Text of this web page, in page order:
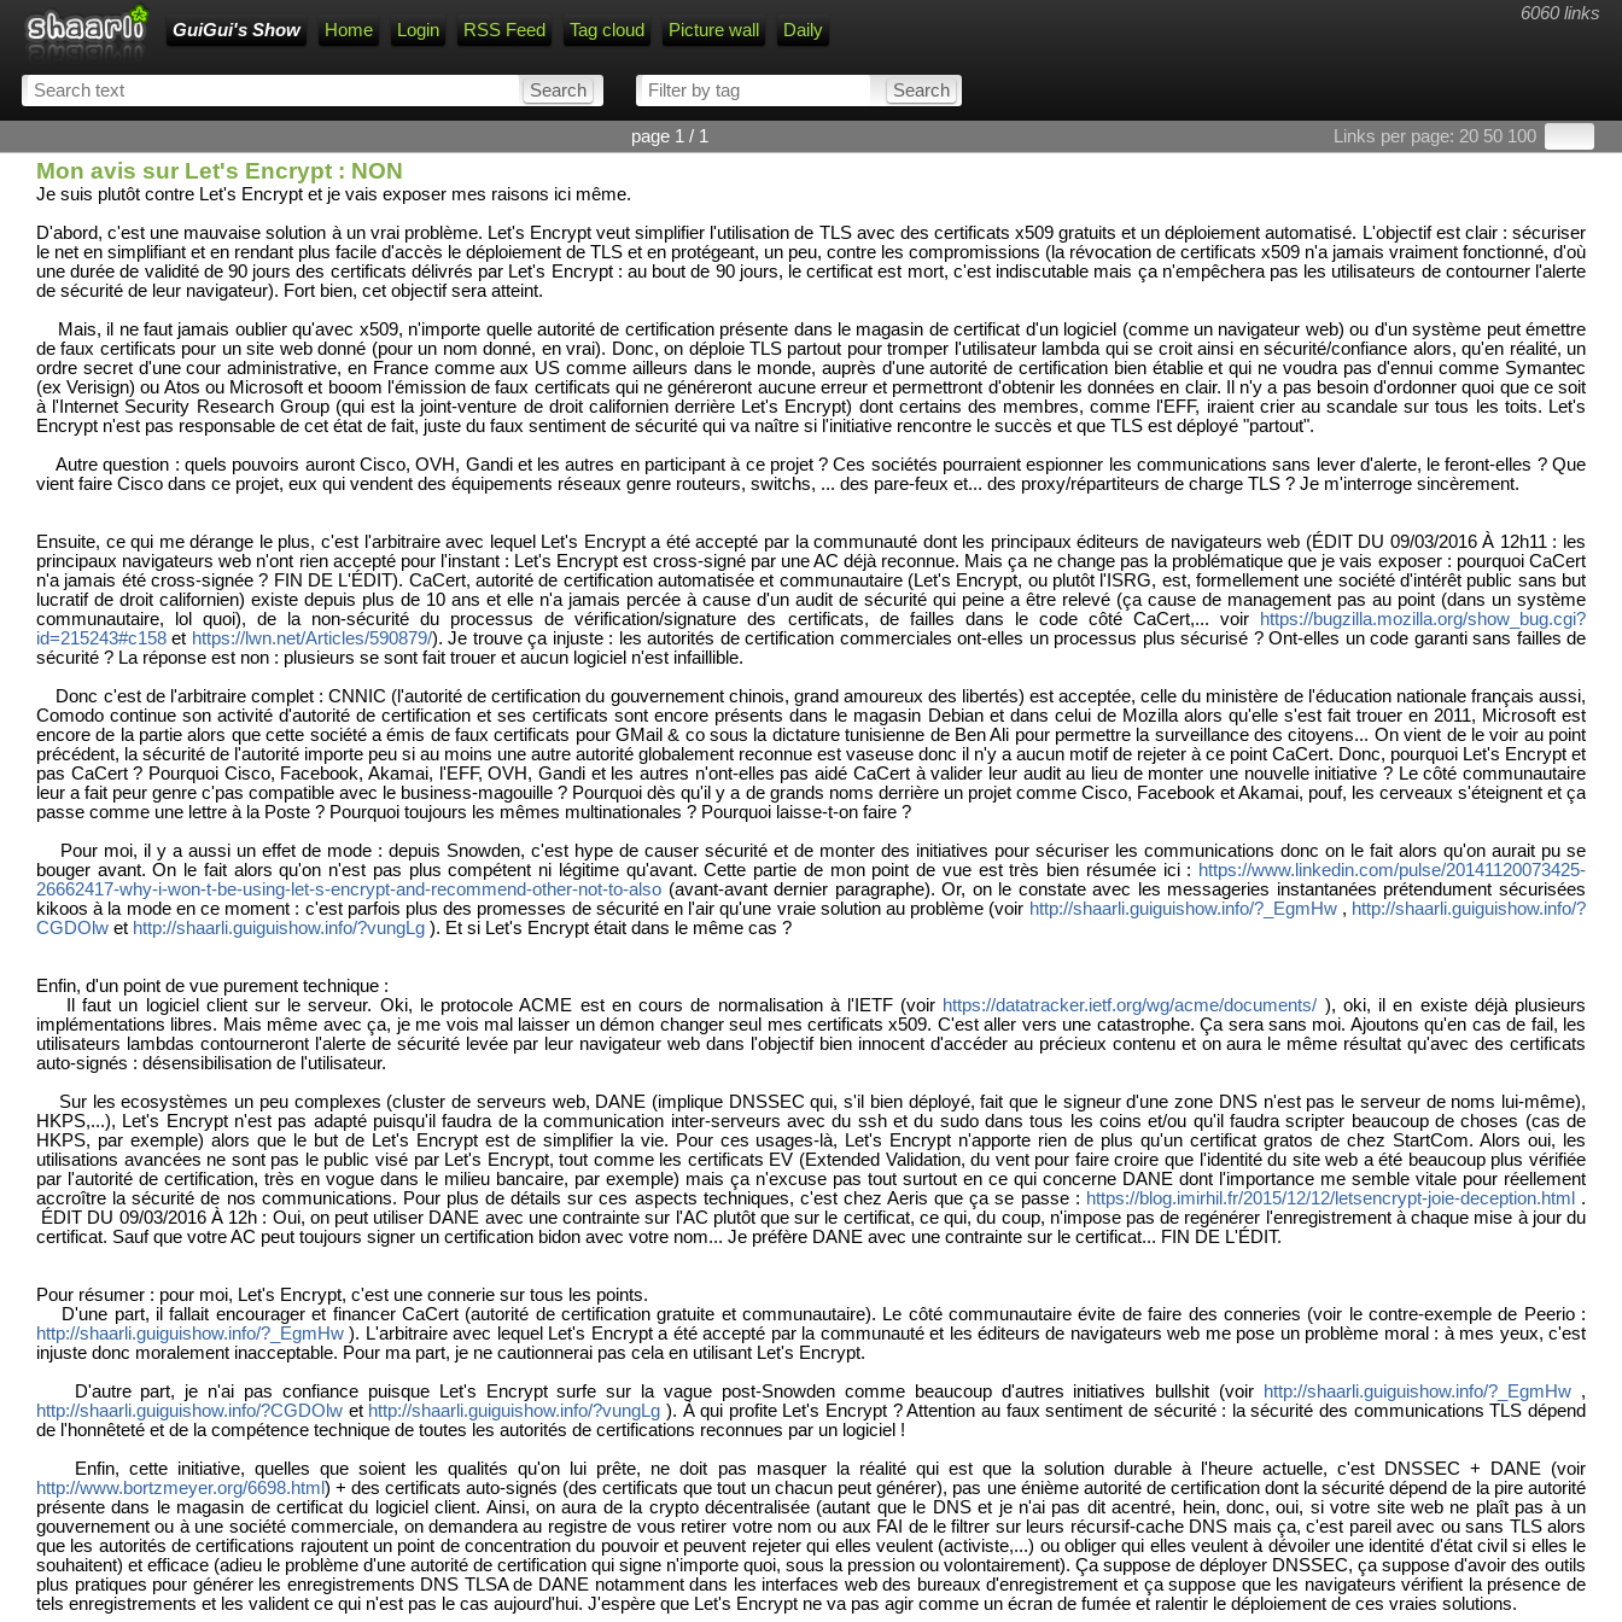
6060 links
GuiGui's Show
Home Login RSS Feed Tag cloud Picture wall Daily
Links per page: 20 50 100
page 1 / 1
Mon avis sur Let's Encrypt : NON
Je suis plutôt contre Let's Encrypt et je vais exposer mes raisons ici même.
D'abord, c'est une mauvaise solution à un vrai problème. Let's Encrypt veut simplifier l'utilisation de TLS avec des certificats x509 gratuits et un déploiement automatisé. L'objectif est clair : sécuriser
le net en simplifiant et en rendant plus facile d'accès le déploiement de TLS et en protégeant, un peu, contre les compromissions (la révocation de certificats x509 n'a jamais vraiment fonctionné, d'où
une durée de validité de 90 jours des certificats délivrés par Let's Encrypt : au bout de 90 jours, le certificat est mort, c'est indiscutable mais ça n'empêchera pas les utilisateurs de contourner l'alerte
de sécurité de leur navigateur). Fort bien, cet objectif sera atteint.
Mais, il ne faut jamais oublier qu'avec x509, n'importe quelle autorité de certification présente dans le magasin de certificat d'un logiciel (comme un navigateur web) ou d'un système peut émettre
de faux certificats pour un site web donné (pour un nom donné, en vrai). Donc, on déploie TLS partout pour tromper l'utilisateur lambda qui se croit ainsi en sécurité/confiance alors, qu'en réalité, un
ordre secret d'une cour administrative, en France comme aux US comme ailleurs dans le monde, auprès d'une autorité de certification bien établie et qui ne voudra pas d'ennui comme Symantec
(ex Verisign) ou Atos ou Microsoft et booom l'émission de faux certificats qui ne généreront aucune erreur et permettront d'obtenir les données en clair. Il n'y a pas besoin d'ordonner quoi que ce soit
à l'Internet Security Research Group (qui est la joint-venture de droit californien derrière Let's Encrypt) dont certains des membres, comme l'EFF, iraient crier au scandale sur tous les toits. Let's
Encrypt n'est pas responsable de cet état de fait, juste du faux sentiment de sécurité qui va naître si l'initiative rencontre le succès et que TLS est déployé "partout".
Autre question : quels pouvoirs auront Cisco, OVH, Gandi et les autres en participant à ce projet ? Ces sociétés pourraient espionner les communications sans lever d'alerte, le feront-elles ? Que
vient faire Cisco dans ce projet, eux qui vendent des équipements réseaux genre routeurs, switchs, ... des pare-feux et... des proxy/répartiteurs de charge TLS ? Je m'interroge sincèrement.
Ensuite, ce qui me dérange le plus, c'est l'arbitraire avec lequel Let's Encrypt a été accepté par la communauté dont les principaux éditeurs de navigateurs web (ÉDIT DU 09/03/2016 À 12h11 : les
principaux navigateurs web n'ont rien accepté pour l'instant : Let's Encrypt est cross-signé par une AC déjà reconnue. Mais ça ne change pas la problématique que je vais exposer : pourquoi CaCert
n'a jamais été cross-signée ? FIN DE L'ÉDIT). CaCert, autorité de certification automatisée et communautaire (Let's Encrypt, ou plutôt l'ISRG, est, formellement une société d'intérêt public sans but
lucratif de droit californien) existe depuis plus de 10 ans et elle n'a jamais percée à cause d'un audit de sécurité qui peine a être relevé (ça cause de management pas au point (dans un système
communautaire, lol quoi), de la non-sécurité du processus de vérification/signature des certificats, de failles dans le code côté CaCert,... voir
https://bugzilla.mozilla.org/show_bug.cgi?
id=215243#c158 et https://lwn.net/Articles/590879/). Je trouve ça injuste : les autorités de certification commerciales ont-elles un processus plus sécurisé ? Ont-elles un code garanti sans failles de
sécurité ? La réponse est non : plusieurs se sont fait trouer et aucun logiciel n'est infaillible.
Donc c'est de l'arbitraire complet : CNNIC (l'autorité de certification du gouvernement chinois, grand amoureux des libertés) est acceptée, celle du ministère de l'éducation nationale français aussi,
Comodo continue son activité d'autorité de certification et ses certificats sont encore présents dans le magasin Debian et dans celui de Mozilla alors qu'elle s'est fait trouer en 2011, Microsoft est
encore de la partie alors que cette société a émis de faux certificats pour GMail & co sous la dictature tunisienne de Ben Ali pour permettre la surveillance des citoyens... On vient de le voir au point
précédent, la sécurité de l'autorité importe peu si au moins une autre autorité globalement reconnue est vaseuse donc il n'y a aucun motif de rejeter à ce point CaCert. Donc, pourquoi Let's Encrypt et
pas CaCert ? Pourquoi Cisco, Facebook, Akamai, l'EFF, OVH, Gandi et les autres n'ont-elles pas aidé CaCert à valider leur audit au lieu de monter une nouvelle initiative ? Le côté communautaire
leur a fait peur genre c'pas compatible avec le business-magouille ? Pourquoi dès qu'il y a de grands noms derrière un projet comme Cisco, Facebook et Akamai, pouf, les cerveaux s'éteignent et ça
passe comme une lettre à la Poste ? Pourquoi toujours les mêmes multinationales ? Pourquoi laisse-t-on faire ?
Pour moi, il y a aussi un effet de mode : depuis Snowden, c'est hype de causer sécurité et de monter des initiatives pour sécuriser les communications donc on le fait alors qu'on aurait pu se
bouger avant. On le fait alors qu'on n'est pas plus compétent ni légitime qu'avant. Cette partie de mon point de vue est très bien résumée ici : https://www.linkedin.com/pulse/20141120073425-
26662417-why-i-won-t-be-using-let-s-encrypt-and-recommend-other-not-to-also (avant-avant dernier paragraphe). Or, on le constate avec les messageries instantanées prétendument sécurisées
kikoos à la mode en ce moment : c'est parfois plus des promesses de sécurité en l'air qu'une vraie solution au problème (voir http://shaarli.guiguishow.info/?_EgmHw, http://shaarli.guiguishow.info/?
CGDOlw et http://shaarli.guiguishow.info/?vungLg ). Et si Let's Encrypt était dans le même cas ?
Enfin, d'un point de vue purement technique :
Il faut un logiciel client sur le serveur. Oki, le protocole ACME est en cours de normalisation à l'IETF (voir https://datatracker.ietf.org/wg/acme/documents/ ), oki, il en existe déjà plusieurs
implémentations libres. Mais même avec ça, je me vois mal laisser un démon changer seul mes certificats x509. C'est aller vers une catastrophe. Ça sera sans moi. Ajoutons qu'en cas de fail, les
utilisateurs lambdas contourneront l'alerte de sécurité levée par leur navigateur web dans l'objectif bien innocent d'accéder au précieux contenu et on aura le même résultat qu'avec des certificats
auto-signés : désensibilisation de l'utilisateur.
Sur les ecosystèmes un peu complexes (cluster de serveurs web, DANE (implique DNSSEC qui, s'il bien déployé, fait que le signeur d'une zone DNS n'est pas le serveur de noms lui-même),
HKPS,...), Let's Encrypt n'est pas adapté puisqu'il faudra de la communication inter-serveurs avec du ssh et du sudo dans tous les coins et/ou qu'il faudra scripter beaucoup de choses (cas de
HKPS, par exemple) alors que le but de Let's Encrypt est de simplifier la vie. Pour ces usages-là, Let's Encrypt n'apporte rien de plus qu'un certificat gratos de chez StartCom. Alors oui, les
utilisations avancées ne sont pas le public visé par Let's Encrypt, tout comme les certificats EV (Extended Validation, du vent pour faire croire que l'identité du site web a été beaucoup plus vérifiée
par l'autorité de certification, très en vogue dans le milieu bancaire, par exemple) mais ça n'excuse pas tout surtout en ce qui concerne DANE dont l'importance me semble vitale pour réellement
accroître la sécurité de nos communications. Pour plus de détails sur ces aspects techniques, c'est chez Aeris que ça se passe : https://blog.imirhil.fr/2015/12/12/letsencrypt-joie-deception.html
.
ÉDIT DU 09/03/2016 À 12h : Oui, on peut utiliser DANE avec une contrainte sur l'AC plutôt que sur le certificat, ce qui, du coup, n'impose pas de regénérer l'enregistrement à chaque mise à jour du
certificat. Sauf que votre AC peut toujours signer un certification bidon avec votre nom... Je préfère DANE avec une contrainte sur le certificat... FIN DE L'ÉDIT.
Pour résumer : pour moi, Let's Encrypt, c'est une connerie sur tous les points.
D'une part, il fallait encourager et financer CaCert (autorité de certification gratuite et communautaire). Le côté communautaire évite de faire des conneries (voir le contre-exemple de Peerio :
http://shaarli.guiguishow.info/?_EgmHw ). L'arbitraire avec lequel Let's Encrypt a été accepté par la communauté et les éditeurs de navigateurs web me pose un problème moral : à mes yeux, c'est
injuste donc moralement inacceptable. Pour ma part, je ne cautionnerai pas cela en utilisant Let's Encrypt.
D'autre part, je n'ai pas confiance puisque Let's Encrypt surfe sur la vague post-Snowden comme beaucoup d'autres initiatives bullshit (voir
http://shaarli.guiguishow.info/?_EgmHw ,
http://shaarli.guiguishow.info/?CGDOlw et http://shaarli.guiguishow.info/?vungLg ). À qui profite Let's Encrypt ? Attention au faux sentiment de sécurité : la sécurité des communications TLS dépend
de l'honnêteté et de la compétence technique de toutes les autorités de certifications reconnues par un logiciel !
Enfin, cette initiative, quelles que soient les qualités qu'on lui prête, ne doit pas masquer la réalité qui est que la solution durable à l'heure actuelle, c'est DNSSEC + DANE (voir
http://www.bortzmeyer.org/6698.html ) + des certificats auto-signés (des certificats que tout un chacun peut générer), pas une énième autorité de certification dont la sécurité dépend de la pire autorité
présente dans le magasin de certificat du logiciel client. Ainsi, on aura de la crypto décentralisée (autant que le DNS et je n'ai pas dit acentré, hein, donc, oui, si votre site web ne plaît pas à un
gouvernement ou à une société commerciale, on demandera au registre de vous retirer votre nom ou aux FAI de le filtrer sur leurs récursif-cache DNS mais ça, c'est pareil avec ou sans TLS alors
que les autorités de certifications rajoutent un point de concentration du pouvoir et peuvent rejeter qui elles veulent (activiste,...) ou obliger qui elles veulent à dévoiler une identité d'état civil si elles le
souhaitent) et efficace (adieu le problème d'une autorité de certification qui signe n'importe quoi, sous la pression ou volontairement). Ça suppose de déployer DNSSEC, ça suppose d'avoir des outils
plus pratiques pour générer les enregistrements DNS TLSA de DANE notamment dans les interfaces web des bureaux d'enregistrement et ça suppose que les navigateurs vérifient la présence de
tels enregistrements et les valident ce qui n'est pas le cas aujourd'hui. J'espère que Let's Encrypt ne va pas agir comme un écran de fumée et ralentir le déploiement de ces vraies solutions.